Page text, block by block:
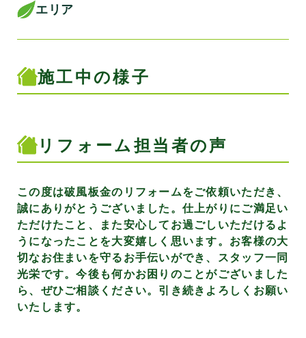
エリア
施工中の様子
リフォーム担当者の声
この度は破風板金のリフォームをご依頼いただき、
誠にありがとうございました。仕上がりにご満足い
ただけたこと、また安心してお過ごしいただけるよ
うになったことを大変嬉しく思います。お客様の大
切なお住まいを守るお手伝いができ、スタッフ一同
光栄です。今後も何かお困りのことがございました
ら、ぜひご相談ください。引き続きよろしくお願い
いたします。